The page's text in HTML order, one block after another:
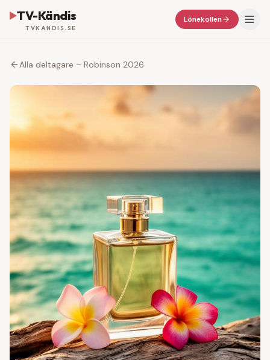
TV-Kändis
TVKANDIS.SE
Lönekollen
Alla deltagare – Robinson 2026